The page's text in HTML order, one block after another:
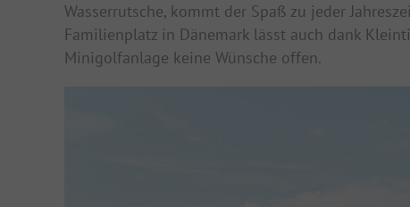
Wasserrutsche, kommt der Spaß zu jeder
Familienplatz in Dänemark lässt auch dank
Minigolfanlage keine Wünsche offen.